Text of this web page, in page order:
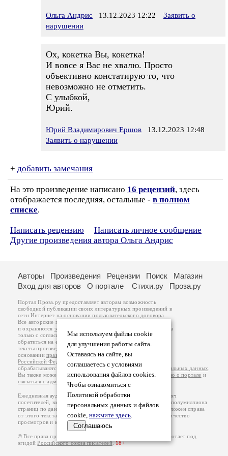
Ольга Андрис 13.12.2023 12:22
Заявить о
нарушении
Ох, кокетка Вы, кокетка!
И вовсе я Вас не хвалю. Просто
объективно констатирую то, что
невозможно не отметить.
С улыбкой,
Юрий.
Юрий Владимирович Ершов 13.12.2023 12:48
Заявить о нарушении
+ добавить замечания
На это произведение написано 16 рецензий, здесь
отображается последняя, остальные - в полном
списке.
Написать рецензию
Написать личное сообщение
Другие произведения автора Ольга Андрис
Мы используем файлы cookie
для улучшения работы сайта.
Оставаясь на сайте, вы
соглашаетесь с условиями
использования файлов cookies.
Чтобы ознакомиться с
Политикой обработки
персональных данных и файлов
cookie, нажмите здесь.
Соглашаюсь
Авторы Произведения Рецензии Поиск
Магазин
Вход для авторов
О портале Стихи.ру Проза.ру
Портал Проза.ру предоставляет авторам возможность
свободной публикации своих литературных произведений в
сети Интернет на основаниипользовательского договора
Все авторские права на произведения принадлежат авторам
и охраняются законом
. Перепечатка произведений возможна
только с согласия его автора, к которому вы можете
обратиться на его авторской странице. Ответственность за
тексты произведений авторы несут самостоятельно на
основанииправил публикацииизаконодательства
Российской Федерации
обрабатываются на основанииПолитики обработки персональных данных
Вы также можете посмотреть более подробнуюинформацию о портале и
связаться с администрацией
Ежедневная аудитория портала Проза.ру – порядка 100 тысяч
посетителей, которые в общей сумме просматривают более полумиллиона
страниц по данным счетчика посещаемости, который расположен справа
от этого текста. В каждой графе указано по две цифры: количество
просмотров и количество посетителей.
© Все права принадлежат авторам, 2000-2026. Портал работает под
эгидойРоссийского союза писателей.18+